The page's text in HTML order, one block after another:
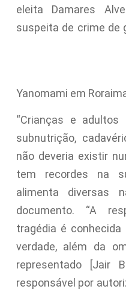
eleita Damares
suspeita de crime de
Yanomami em
“Crianças e
subnutrição,
não deveria existir
tem recordes na
alimenta diversas
documento. “A
tragédia é
verdade, além da
representado [Jair
responsável por